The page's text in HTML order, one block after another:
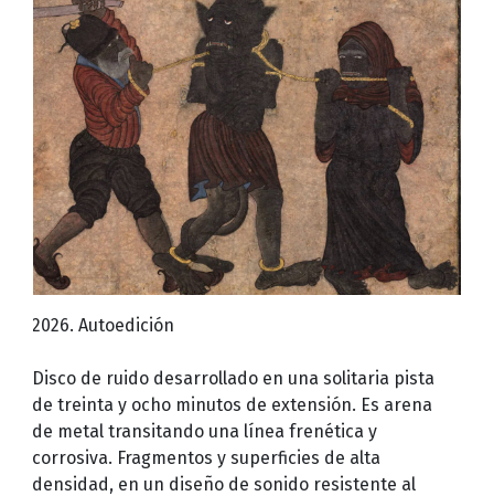
2026. Autoedición
Disco de ruido desarrollado en una solitaria pista
de treinta y ocho minutos de extensión. Es arena
de metal transitando una línea frenética y
corrosiva. Fragmentos y superficies de alta
densidad, en un diseño de sonido resistente al